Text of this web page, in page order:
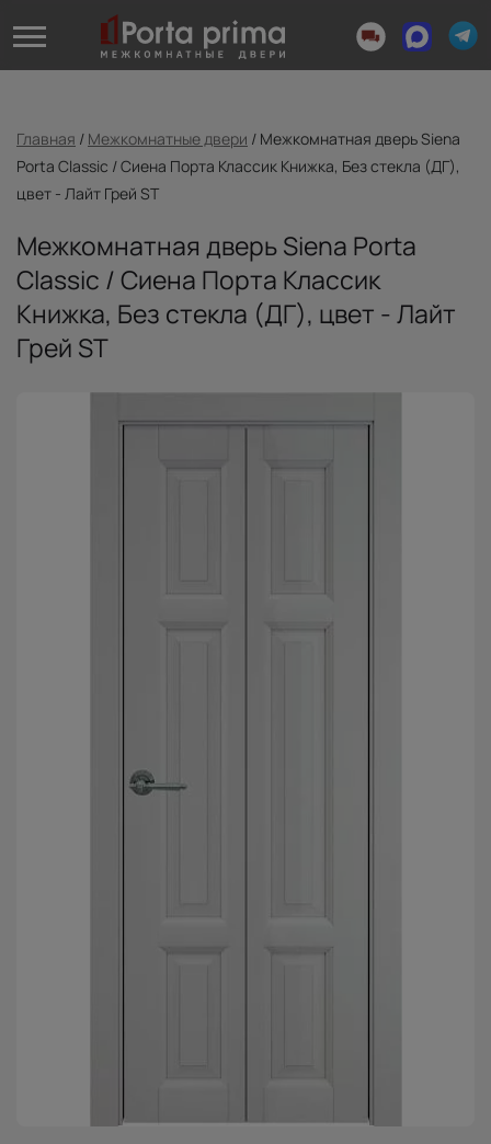
Главная / Межкомнатные двери / Межкомнатная дверь Siena
Porta Classic / Сиена Порта Классик Книжка, Без стекла (ДГ),
цвет - Лайт Грей ST
Межкомнатная дверь Siena Porta
Classic / Сиена Порта Классик
Книжка, Без стекла (ДГ), цвет - Лайт
Грей ST